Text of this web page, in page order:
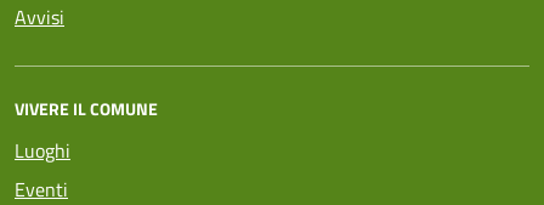
Avvisi
VIVERE IL COMUNE
Luoghi
Eventi